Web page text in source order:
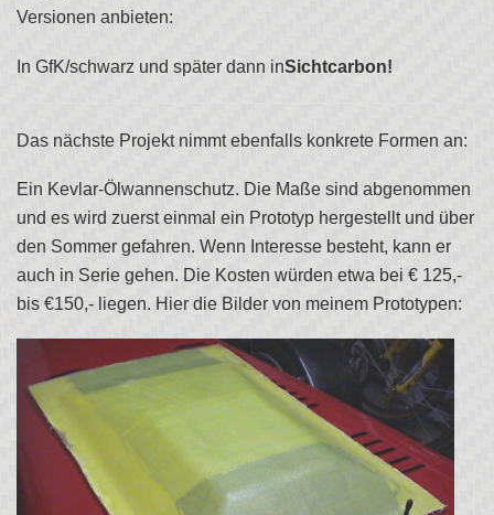
Versionen anbieten:
In GfK/schwarz und später dann inSichtcarbon!
Das nächste Projekt nimmt ebenfalls konkrete Formen an:
Ein Kevlar-Ölwannenschutz. Die Maße sind abgenommen
und es wird zuerst einmal ein Prototyp hergestellt und über
den Sommer gefahren. Wenn Interesse besteht, kann er
auch in Serie gehen. Die Kosten würden etwa bei € 125,-
bis €150,- liegen. Hier die Bilder von meinem Prototypen: